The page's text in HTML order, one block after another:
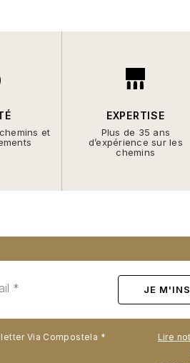
et
EXPERTISE
Plus de 35 ans
d’expérience sur les
chemins
Via Compostela
Lire